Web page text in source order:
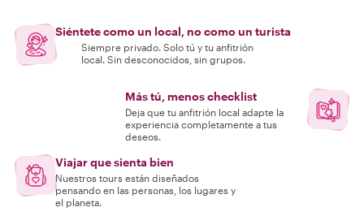
Siéntete como un local, no como un turista
Siempre privado. Solo tú y tu anfitrión
local. Sin desconocidos, sin grupos.
Más tú, menos checklist
Deja que tu anfitrión local adapte la
experiencia completamente a tus
deseos.
Viajar que sienta bien
Nuestros tours están diseñados
pensando en las personas, los lugares y
el planeta.